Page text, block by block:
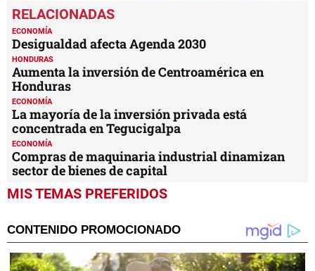
seconds
of
1
minute,
53
seconds
ECONOMÍA
Desigualdad afecta Agenda 2030
HONDURAS
Aumenta la inversión de Centroamérica en
Honduras
ECONOMÍA
La mayoría de la inversión privada está
concentrada en Tegucigalpa
ECONOMÍA
Compras de maquinaria industrial dinamizan
sector de bienes de capital
MIS TEMAS PREFERIDOS